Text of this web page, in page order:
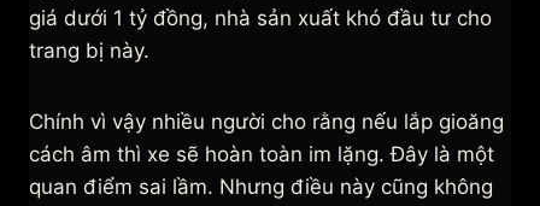
giá dưới 1 tỷ đồng, nhà sản xuất khó đầu tư cho
trang bị này.
Chính vì vậy nhiều người cho rằng nếu lắp gioăng
cách âm thì xe sẽ hoàn toàn im lặng. Đây là một
quan điểm sai lầm. Nhưng điều này cũng không